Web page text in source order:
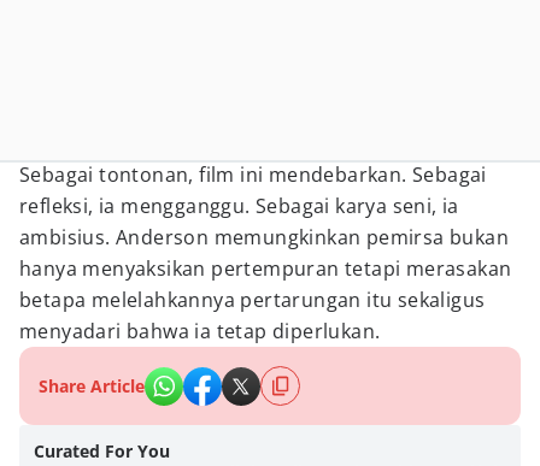
Sebagai tontonan, film ini mendebarkan. Sebagai
refleksi, ia mengganggu. Sebagai karya seni, ia
ambisius. Anderson memungkinkan pemirsa bukan
hanya menyaksikan pertempuran tetapi merasakan
betapa melelahkannya pertarungan itu sekaligus
menyadari bahwa ia tetap diperlukan.
Share Article
Curated For You